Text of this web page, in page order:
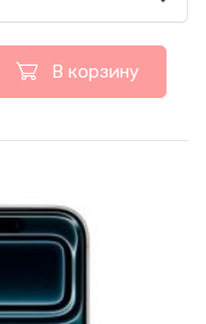
В корзину